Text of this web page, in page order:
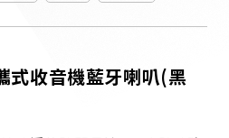
劇院系
監聽系
式收音機藍牙喇叭(黑